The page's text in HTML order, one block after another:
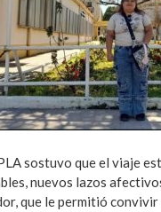
sostuvo que el viaje
nuevos lazos
que le permitió convivir